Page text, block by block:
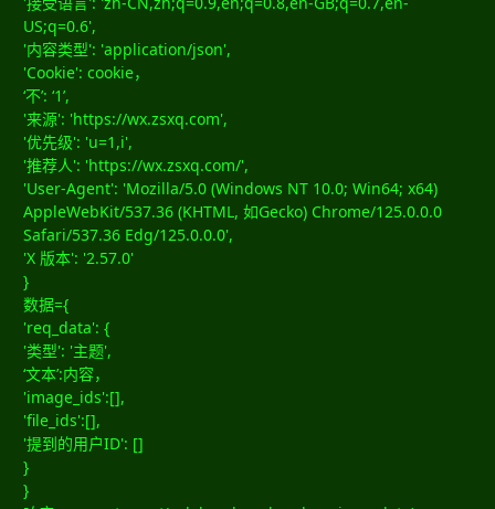
US;q=0.6',
'内容类型': 'application/json',
'Cookie': cookie，
‘不’: ‘1’,
'来源': 'https://wx.zsxq.com',
'优先级': 'u=1,i',
'推荐人': 'https://wx.zsxq.com/',
'User-Agent': 'Mozilla/5.0 (Windows NT 10.0; Win64; x64)
AppleWebKit/537.36 (KHTML, 如Gecko) Chrome/125.0.0.0
Safari/537.36 Edg/125.0.0.0',
'X 版本': '2.57.0'
}
数据={
'req_data': {
'类型': '主题',
‘文本’:内容，
'image_ids':[],
'file_ids':[],
'提到的用户ID': []
}
}